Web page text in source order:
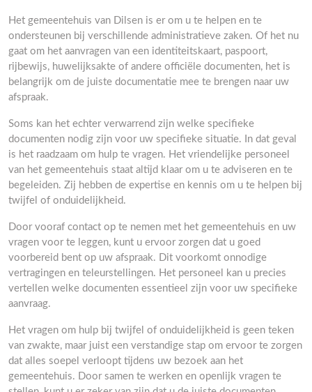
Het gemeentehuis van Dilsen is er om u te helpen en te
ondersteunen bij verschillende administratieve zaken. Of het nu
gaat om het aanvragen van een identiteitskaart, paspoort,
rijbewijs, huwelijksakte of andere officiële documenten, het is
belangrijk om de juiste documentatie mee te brengen naar uw
afspraak.
Soms kan het echter verwarrend zijn welke specifieke
documenten nodig zijn voor uw specifieke situatie. In dat geval
is het raadzaam om hulp te vragen. Het vriendelijke personeel
van het gemeentehuis staat altijd klaar om u te adviseren en te
begeleiden. Zij hebben de expertise en kennis om u te helpen bij
twijfel of onduidelijkheid.
Door vooraf contact op te nemen met het gemeentehuis en uw
vragen voor te leggen, kunt u ervoor zorgen dat u goed
voorbereid bent op uw afspraak. Dit voorkomt onnodige
vertragingen en teleurstellingen. Het personeel kan u precies
vertellen welke documenten essentieel zijn voor uw specifieke
aanvraag.
Het vragen om hulp bij twijfel of onduidelijkheid is geen teken
van zwakte, maar juist een verstandige stap om ervoor te zorgen
dat alles soepel verloopt tijdens uw bezoek aan het
gemeentehuis. Door samen te werken en openlijk vragen te